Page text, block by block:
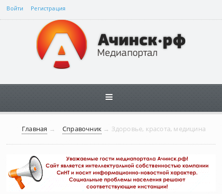
Войти Регистрация
Главная → Справочник → Здоровье, красота, медицина